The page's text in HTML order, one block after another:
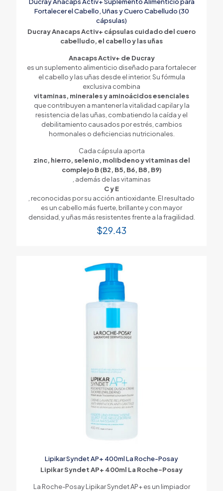
Fortalecer el Cabello, Uñas y Cuero Cabelludo (30
cápsulas)
Ducray Anacaps Activ+ cápsulas cuidado del cuero
cabelludo, el cabello y las uñas
Anacaps Activ+ de Ducray
es un suplemento alimenticio diseñado para fortalecer
el cabello y las uñas desde el interior. Su fórmula
exclusiva combina
vitaminas, minerales y aminoácidos esenciales
que contribuyen a mantener la vitalidad capilar y la
resistencia de las uñas, combatiendo la caída y el
debilitamiento causados por estrés, cambios
hormonales o deficiencias nutricionales.
Cada cápsula aporta
zinc, hierro, selenio, molibdeno y vitaminas del
complejo B (B2, B5, B6, B8, B9)
, además de las vitaminas
C y E
, reconocidas por su acción antioxidante. El resultado
es un cabello más fuerte, brillante y con mayor
densidad, y uñas más resistentes frente a la fragilidad.
$29.43
Lipikar Syndet AP+ 400ml La Roche-Posay
Lipikar Syndet AP+ 400ml La Roche-Posay
La Roche-Posay Lipikar Syndet AP+ es un limpiador